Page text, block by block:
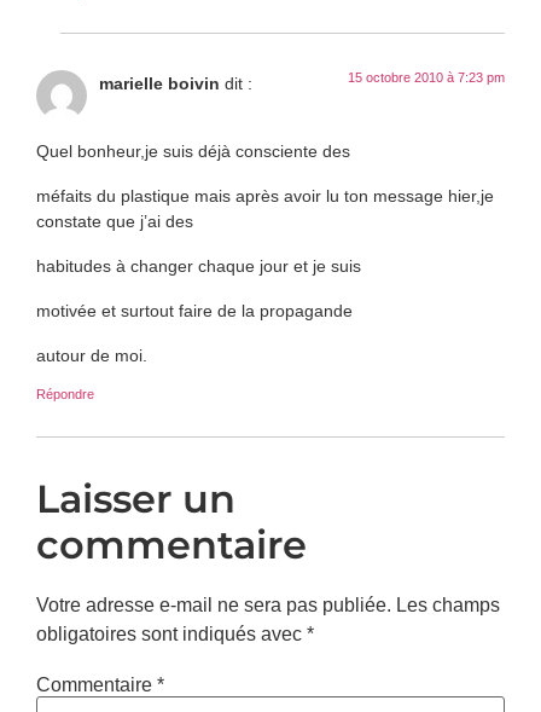
marielle boivin dit : 15 octobre 2010 à 7:23 pm
Quel bonheur,je suis déjà consciente des
méfaits du plastique mais après avoir lu ton message hier,je
constate que j’ai des
habitudes à changer chaque jour et je suis
motivée et surtout faire de la propagande
autour de moi.
Répondre
Laisser un
commentaire
Votre adresse e-mail ne sera pas publiée. Les champs
obligatoires sont indiqués avec*
Commentaire*